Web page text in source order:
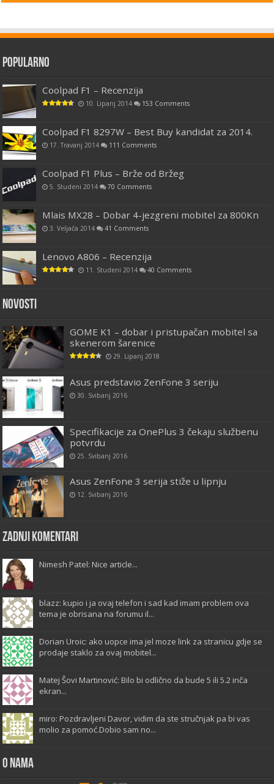
Popularno
Coolpad F1 – Recenzija
10. Lipanj 2014 153 Comments
Coolpad F1 8297W – Best Buy kandidat za 2014.
17. Travanj 2014 111 Comments
Coolpad F1 Plus – Brže od Bržeg
5. Studeni 2014 70 Comments
Mlais MX28 – Dobar 4-jezgreni mobitel za 800Kn
3. Veljača 2014 41 Comments
Lenovo A806 – Recenzija
11. Studeni 2014 40 Comments
Novosti
GOME K1 – dobar i pristupačan mobitel sa
skenerom šarenice
29. Lipanj 2018
Asus predstavio ZenFone 3 seriju
30. Svibanj 2016
Specifikacije za OnePlus 3 čekaju službenu
potvrdu
25. Svibanj 2016
Asus ZenFone 3 serija stiže u lipnju
12. Svibanj 2016
Zadnji komentari
Nimesh Patel: Nice article...
blazz: kupio i ja ovaj telefon i sad kad imam problem ova
tema je obrisana na forumu il...
Dorian Uroic: ako uopce ima jel moze link za stranicu gdje se
prodaje staklo za ovaj mobitel...
Matej Šovi Martinović: Bilo bi odlično da bude 5 ili 5.2 inča
ekran...
miro: Pozdravljeni Davor, vidim da ste stručnjak pa bi vas
molio za pomoć.Dobio sam no...
O Nama